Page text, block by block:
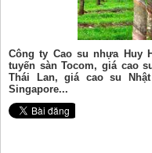
Công ty Cao su nhựa Huy
tuyến sàn Tocom, giá cao
Thái Lan, giá cao su
Singapore...